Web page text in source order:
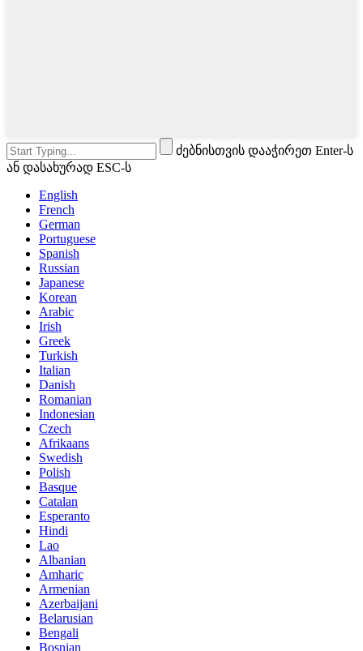
ძებნისთვის დააჭირეთ Enter-ს
ან დასახურად ESC-ს
English
French
German
Portuguese
Spanish
Russian
Japanese
Korean
Arabic
Irish
Greek
Turkish
Italian
Danish
Romanian
Indonesian
Czech
Afrikaans
Swedish
Polish
Basque
Catalan
Esperanto
Hindi
Lao
Albanian
Amharic
Armenian
Azerbaijani
Belarusian
Bengali
Bosnian